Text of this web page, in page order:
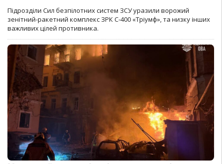
Підрозділи Сил безпілотних систем ЗСУ уразили ворожий
зенітний-ракетний комплекс ЗРК С-400 «Тріумф», та низку інших
важливих цілей противника.